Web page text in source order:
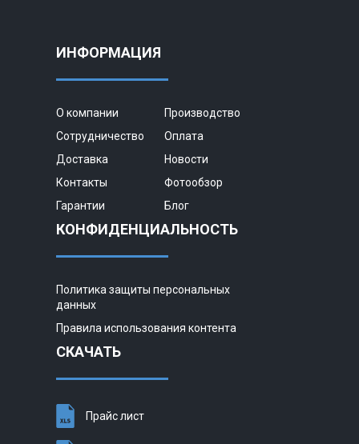
ИНФОРМАЦИЯ
О компании
Производство
Сотрудничество
Оплата
Доставка
Новости
Контакты
Фотообзор
Гарантии
Блог
КОНФИДЕНЦИАЛЬНОСТЬ
Политика защиты персональных
данных
Правила использования контента
СКАЧАТЬ
Прайс лист